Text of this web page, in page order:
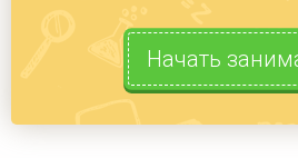
Начать